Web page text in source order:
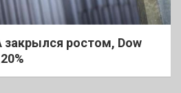
ростом, Dow